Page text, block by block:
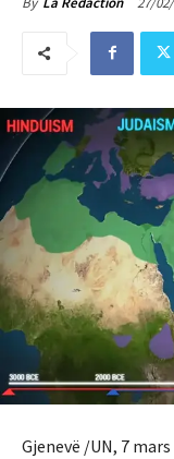
Gjenevë /UN, 7